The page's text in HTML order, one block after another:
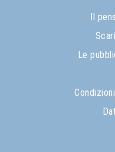
Il
Le